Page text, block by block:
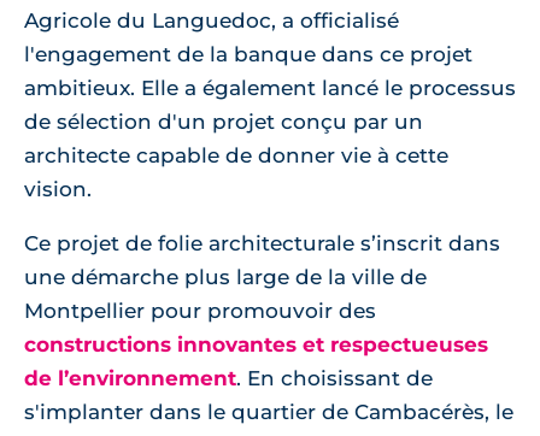
Agricole du Languedoc, a officialisé
l'engagement de la banque dans ce projet
ambitieux. Elle a également lancé le processus
de sélection d'un projet conçu par un
architecte capable de donner vie à cette
vision.
Ce projet de folie architecturale s’inscrit dans
une démarche plus large de la ville de
Montpellier pour promouvoir des
constructions innovantes et respectueuses
de l’environnement. En choisissant de
s'implanter dans le quartier de Cambacérès, le